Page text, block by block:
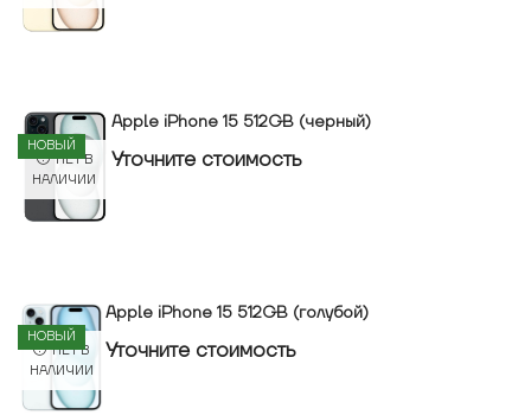
НОВЫЙ
НЕТ В
НАЛИЧИИ
Apple iPhone 15 512GB (черный)
Уточнитe стоимость
НОВЫЙ
НЕТ В
НАЛИЧИИ
Apple iPhone 15 512GB (голубой)
Уточнитe стоимость